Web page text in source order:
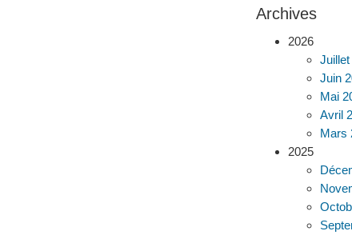
Archives
2026
Juillet
Juin
Mai
Avril
Mars
2025